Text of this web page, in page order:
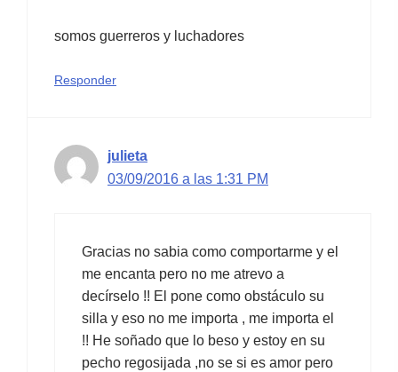
somos guerreros y luchadores
Responder
julieta
03/09/2016 a las 1:31 PM
Gracias no sabia como comportarme y el
me encanta pero no me atrevo a
decírselo !! El pone como obstáculo su
silla y eso no me importa , me importa el
!! He soñado que lo beso y estoy en su
pecho regosijada ,no se si es amor pero